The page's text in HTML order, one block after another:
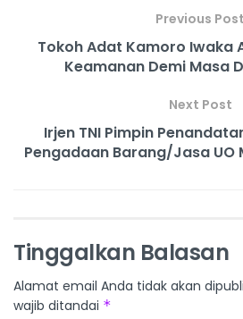
Previous Post
Tokoh Adat Kamoro Iwaka
Keamanan Demi Masa
Next Post
Irjen TNI Pimpin
Pengadaan Barang/Jasa UO
Tinggalkan Balasan
Alamat email Anda tidak akan
wajib ditandai *